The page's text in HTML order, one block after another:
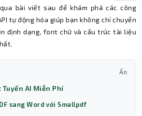
bài viết sau để khám phá các công
tự động hóa giúp bạn không chỉ chuyển
định dạng, font chữ và cấu trúc tài liệu
Ẩn
Tuyến AI Miễn Phí
sang Word với Smallpdf